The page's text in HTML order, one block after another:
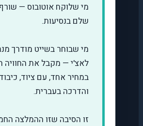
מי שלוקח אוטובוס —
שלם בנסיעות.
מי שבוחר בשייט מודרך
לאצ'י — מקבל את החוויה
במחיר אחד, עם ציוד, כיבוד
והדרכה בעברית.
זו הסיבה שזו ההמלצה